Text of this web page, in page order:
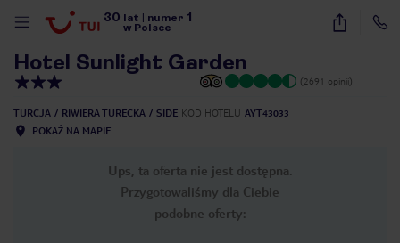
30 lat numer 1
w Polsce
9
Hotel Sunlight Garden
(2691 opinii)
TURCJA RIWIERA TURECKA SIDE KOD HOTELU AYT43033
POKAŻ NA MAPIE
Ups, ta oferta nie jest dostępna.
Przygotowaliśmy dla Ciebie
podobne oferty: